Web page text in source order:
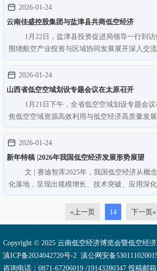
物资（无人机照片）。（南方电网供图） 中
是中国和老挝继中老铁路
2026-01-24
云南佳盛控股集团与盐津县共商低空经济
1月22日，盐津县投资促进局领导一行到
围绕航空产业投资与区域协同发展展开深入交
蓝图。交流会上，佳盛集团董事长郭恒友向来
迎，并系统介绍了集团及旗下佳盛航空的战略布
多年深耕，集团已构建起完…
2026-01-24
山西省低空空域划设专题会议在太原召开
1月21日下午，全省低空空域划设专题会
焦低空空域资源高效利用与低空经济高质量发
域使用需求摸底统计工作，为我省科学规划低
化空域资源配置、激活产业发展动能提供坚实支
副厅长、省民航机场管理…
2026-01-24
新年特稿 |2026年我国低空经济发展形势展望
文 | 赛迪智库2025年，我国低空经济从概
化落地，呈现出规模增长、技术突破、应用深
进的良好态势。低空要素资源开发与利用持续
粤港澳大湾区、成渝地区等重点区域形成示范
«上一页 14 下一页»
Copyright © 2025 云南低空经济博览会暨低空经
滇ICP备2024042720号-2滇公网安备
咨询电话：0871-67206019 /19143280347 投稿邮箱